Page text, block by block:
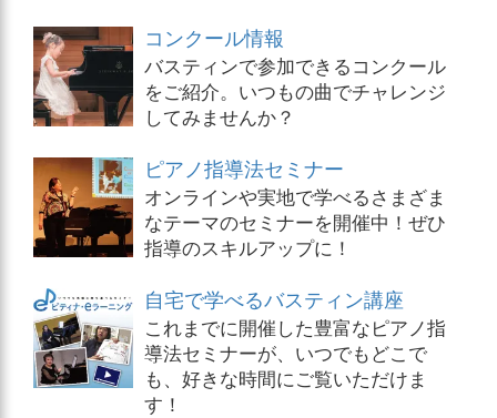
コンクール情報
バスティンで参加できるコンクール
をご紹介。いつもの曲でチャレンジ
してみませんか？
ピアノ指導法セミナー
オンラインや実地で学べるさまざま
なテーマのセミナーを開催中！ぜひ
指導のスキルアップに！
自宅で学べるバスティン講座
これまでに開催した豊富なピアノ指
導法セミナーが、いつでもどこで
も、好きな時間にご覧いただけま
す！